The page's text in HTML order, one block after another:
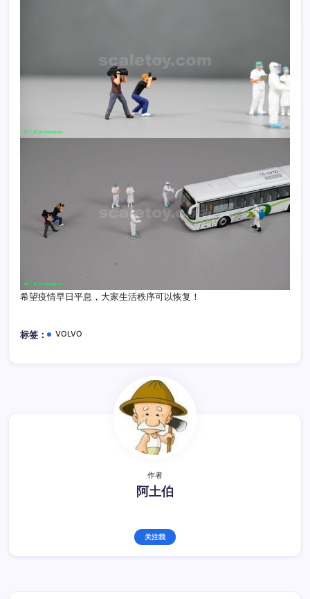
希望疫情早日平息，大家生活秩序可以恢复！
标签： VOLVO
作者
阿土伯
关注我